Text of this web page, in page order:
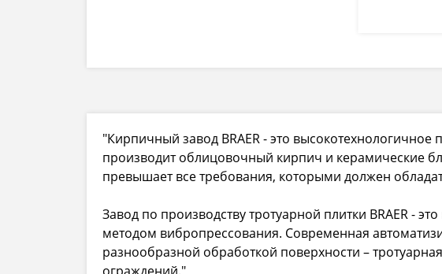
"Кирпичный завод BRAER - это
производит облицовочный кирпич и керамические
превышает все требования, которыми должен
Завод по производству тротуарной плитки BRAER -
методом вибропрессования. Современная
разнообразной обработкой поверхности –